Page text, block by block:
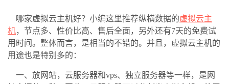
哪家虚拟云主机好？小编这里推荐纵横数据的虚拟云主
机，节点多、性价比高、售后全面，另外还有7天的免费试
用时间。整体而言，是相当的不错的。并且，虚拟云主机的
用途也是特别多的：
一、放网站，云服务器和vps、独立服务器等一样，是网